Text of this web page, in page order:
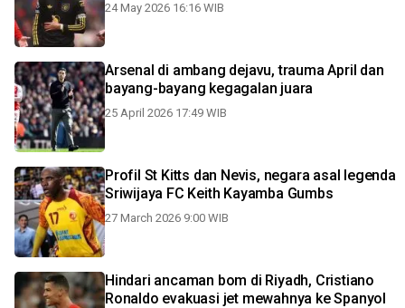
24 May 2026 16:16 WIB
Arsenal di ambang dejavu, trauma April dan
bayang-bayang kegagalan juara
25 April 2026 17:49 WIB
Profil St Kitts dan Nevis, negara asal legenda
Sriwijaya FC Keith Kayamba Gumbs
27 March 2026 9:00 WIB
Hindari ancaman bom di Riyadh, Cristiano
Ronaldo evakuasi jet mewahnya ke Spanyol